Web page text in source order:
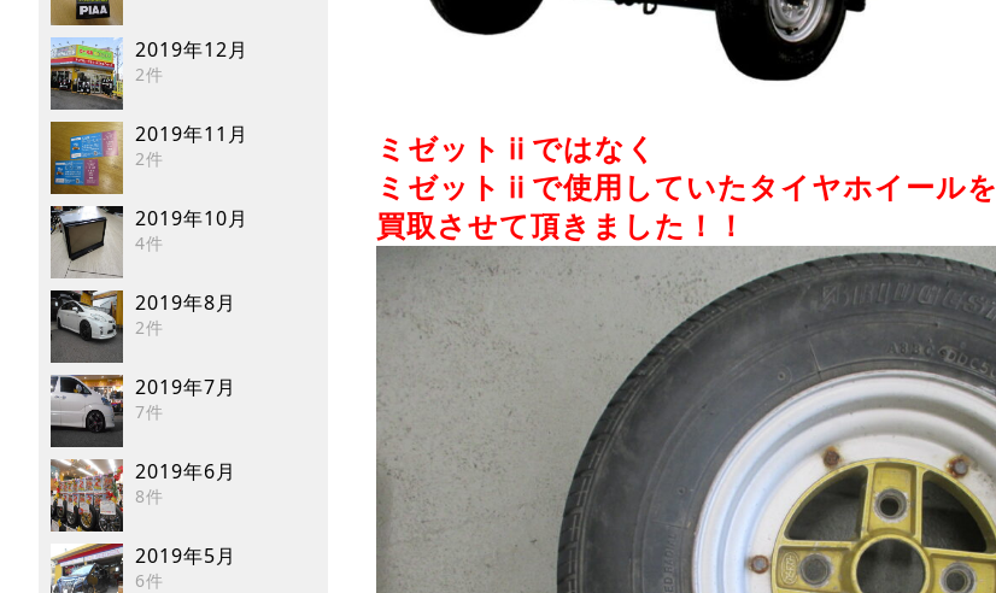
2019年12月
2件
2019年11月
2件
2019年10月
4件
2019年8月
2件
2019年7月
7件
2019年6月
8件
2019年5月
6件
ミゼットⅱではなく
ミゼットⅱで使用していたタイヤホイールを
買取させて頂きました！！